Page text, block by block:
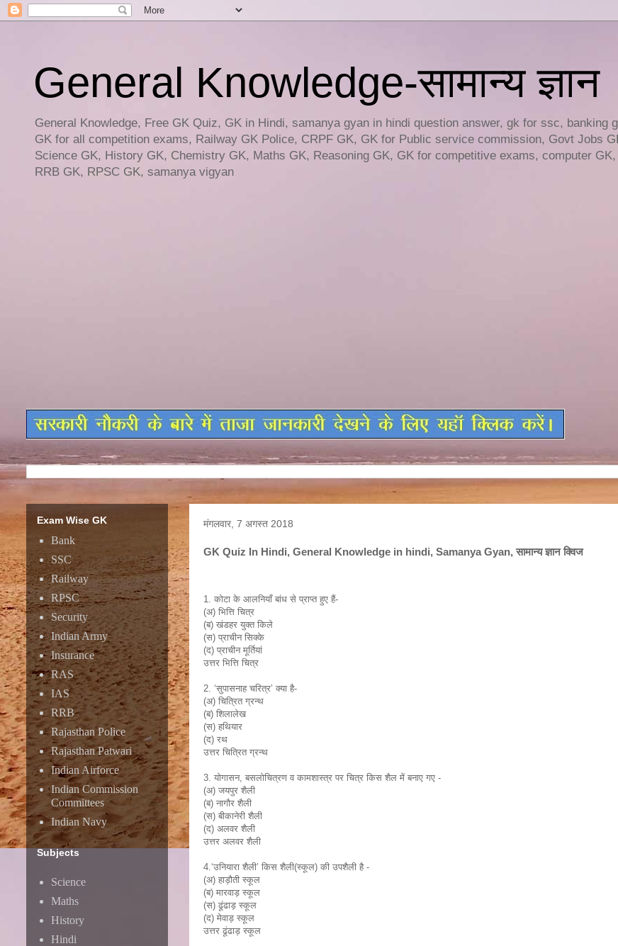
General Knowledge-सामान्य ज्ञान
General Knowledge, Free GK Quiz, GK in Hindi, samanya gyan in hindi question answer, gk for ssc,
GK for all competition exams, Railway GK Police, CRPF GK, GK for Public service commission, Govt Jobs
Science GK, History GK, Chemistry GK, Maths GK, Reasoning GK, GK for competitive exams, computer
RRB GK, RPSC GK, samanya vigyan
मंगलवार, 7 अगस्त 2018
GK Quiz In Hindi, General Knowledge in hindi, Samanya Gyan, सामान्य ज्ञान क्विज
1. कोटा के आलनियाँ बांध से प्राप्त हुए हैं-
(अ) भित्ति चित्र
(ब) खंडहर युक्त किले
(स) प्राचीन सिक्के
(द) प्राचीन मूर्तियां
उत्तर भित्ति चित्र
2. ‘सुपासनाह चरित्र’ क्या है-
(अ) चित्रित ग्रन्थ
(ब) शिलालेख
(स) हथियार
(द) रथ
उत्तर चित्रित ग्रन्थ
3. योगासन, बसलोचित्रण व कामशास्त्र पर चित्र किस शैल में बनाए गए -
(अ) जयपुर शैली
(ब) नागौर शैली
(स) बीकानेरी शैली
(द) अलवर शैली
उत्तर अलवर शैली
4.‘उनियारा शैली’ किस शैली(स्कूल) की उपशैली है -
(अ) हाड़ौती स्कूल
(ब) मारवाड़ स्कूल
(स) ढूंढाड़ स्कूल
(द) मेवाड़ स्कूल
उत्तर ढूंढाड़ स्कूल
Exam Wise GK
Bank
SSC
Railway
RPSC
Security
Indian Army
Insurance
RAS
IAS
RRB
Rajasthan Police
Rajasthan Patwari
Indian Airforce
Indian Commission
Committees
Indian Navy
Subjects
Science
Maths
History
Hindi